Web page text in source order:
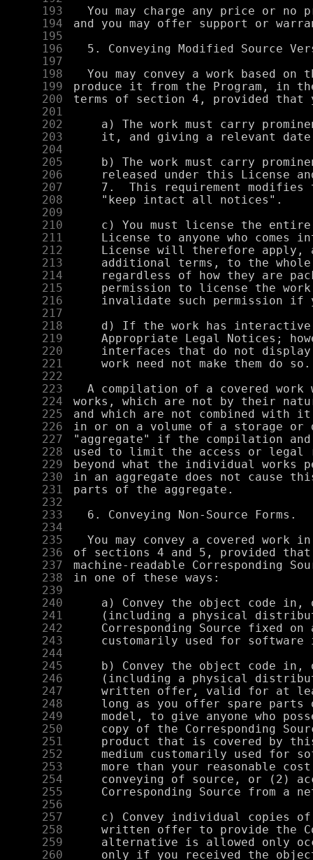
    193
    194
    195
    196
    197
    198
    199
    200
    201
    202
    203
    204
    205
    206
    207
    208
    209
    210
    211
    212
    213
    214
    215
    216
    217
    218
    219
    220
    221
    222
    223
    224
    225
    226
    227
    228
    229
    230
    231
    232
    233
    234
    235
    236
    237
    238
    239
    240
    241
    242
    243
    244
    245
    246
    247
    248
    249
    250
    251
    252
    253
    254
    255
    256
    257
    258
    259
    260